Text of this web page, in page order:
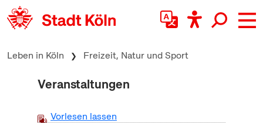
zum Inhalt springen
Leben in Köln Freizeit, Natur und Sport
Veranstaltungen
Vorlesen lassen